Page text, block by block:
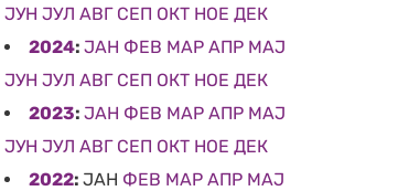
ЈУН ЈУЛ АВГ СЕП ОКТ НОЕ ДЕК
2024: ЈАН ФЕВ МАР АПР МАЈ
ЈУН ЈУЛ АВГ СЕП ОКТ НОЕ ДЕК
2023: ЈАН ФЕВ МАР АПР МАЈ
ЈУН ЈУЛ АВГ СЕП ОКТ НОЕ ДЕК
2022: ЈАН ФЕВ МАР АПР МАЈ